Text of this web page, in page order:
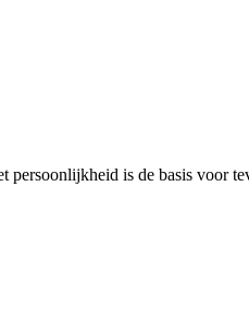
is de basis voor